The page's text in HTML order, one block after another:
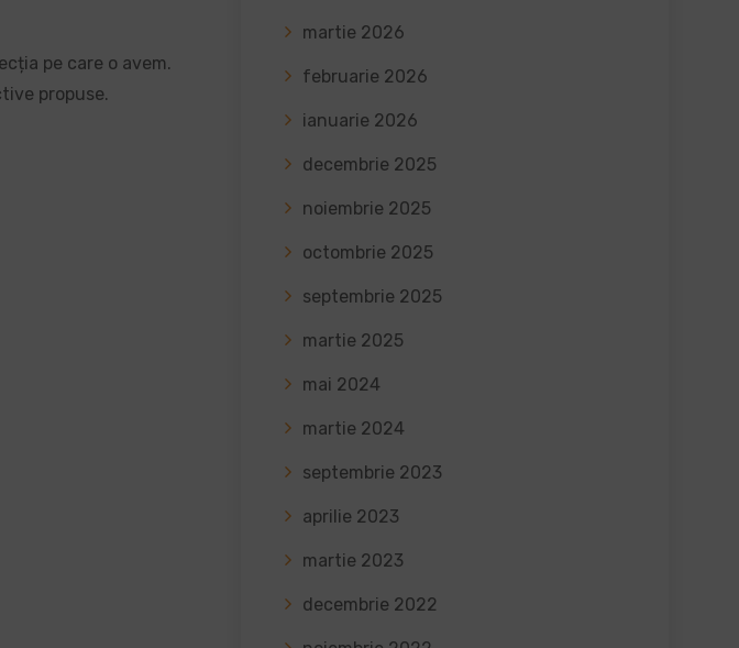
pe care o avem.
propuse.
martie 2026
februarie 2026
ianuarie 2026
decembrie 2025
noiembrie 2025
octombrie 2025
septembrie 2025
martie 2025
mai 2024
martie 2024
septembrie 2023
aprilie 2023
martie 2023
decembrie 2022